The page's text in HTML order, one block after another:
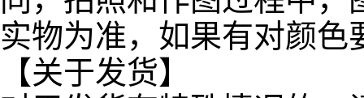
实物为准，如果有对颜
【关于发货】